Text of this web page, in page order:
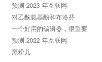
预测 2023 年互联网
对乙酰氨基酚和布洛芬
一个好用的编辑器，很重要
预测 2022 年互联网
黑粉儿